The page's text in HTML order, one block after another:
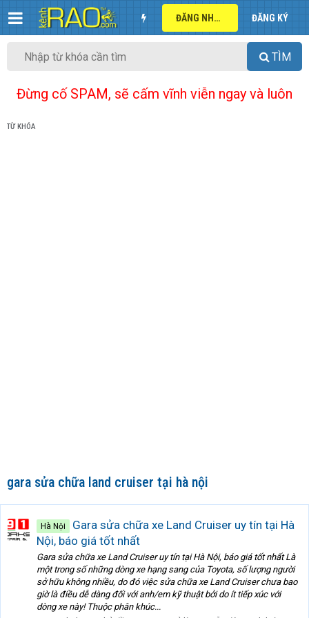
ĐĂNG NHẬP ĐĂNG KÝ
TÌM
Đừng cố SPAM, sẽ cấm vĩnh viễn ngay và luôn
TỪ KHÓA
gara sửa chữa land cruiser tại hà nội
Hà Nội
Gara sửa chữa xe Land Cruiser uy tín tại Hà
Nội, báo giá tốt nhất
Gara sửa chữa xe Land Cruiser uy tín tại Hà Nội, báo giá tốt nhất Là
một trong số những dòng xe hạng sang của Toyota, số lượng người
sở hữu không nhiều, do đó việc sửa chữa xe Land Cruiser chưa bao
giờ là điều dễ dàng đối với anh/em kỹ thuật bởi do ít tiếp xúc với
dòng xe này! Thuộc phân khúc...